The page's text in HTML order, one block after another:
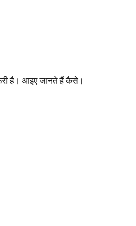
है। आइए जानते हैं कैसे।